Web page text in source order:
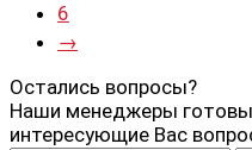
6
→
Остались вопросы?
Наши менеджеры готовы
интересующие Вас